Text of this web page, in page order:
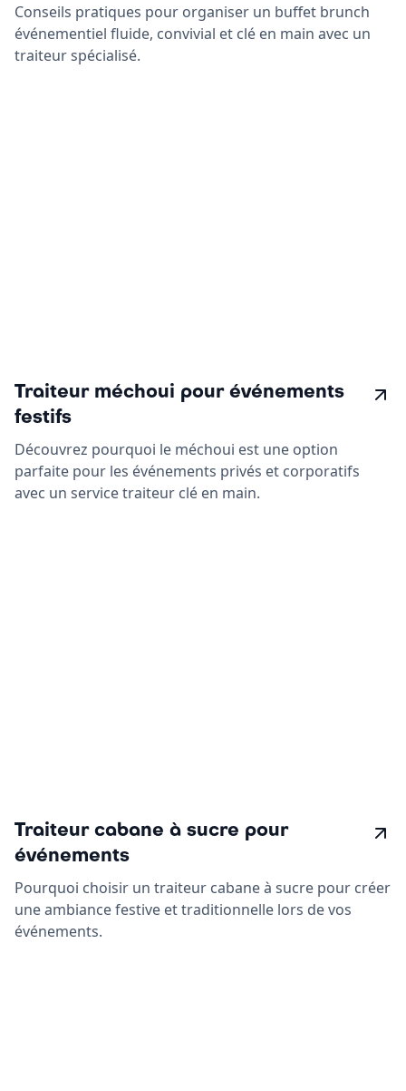
Conseils pratiques pour organiser un buffet brunch
événementiel fluide, convivial et clé en main avec un
traiteur spécialisé.
Traiteur méchoui pour événements
festifs
Découvrez pourquoi le méchoui est une option
parfaite pour les événements privés et corporatifs
avec un service traiteur clé en main.
Traiteur cabane à sucre pour
événements
Pourquoi choisir un traiteur cabane à sucre pour créer
une ambiance festive et traditionnelle lors de vos
événements.